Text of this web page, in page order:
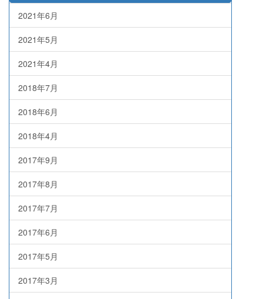
2021年6月
2021年5月
2021年4月
2018年7月
2018年6月
2018年4月
2017年9月
2017年8月
2017年7月
2017年6月
2017年5月
2017年3月